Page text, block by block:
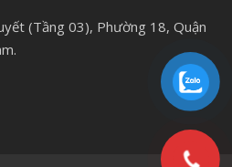
(Tầng 03), Phường 18, Quận